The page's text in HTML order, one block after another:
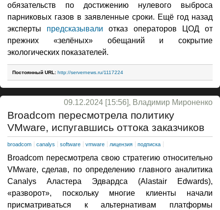
обязательств по достижению нулевого выброса
парниковых газов в заявленные сроки. Ещё год назад
эксперты предсказывали отказ операторов ЦОД от
прежних «зелёных» обещаний и сокрытие
экологических показателей.
Постоянный URL: http://servernews.ru/1117224
09.12.2024 [15:56], Владимир Мироненко
Broadcom пересмотрела политику
VMware, испугавшись оттока заказчиков
broadcom canalys software vmware лицензия подписка
Broadcom пересмотрела свою стратегию относительно
VMware, сделав, по определению главного аналитика
Canalys Аластера Эдвардса (Alastair Edwards),
«разворот», поскольку многие клиенты начали
присматриваться к альтернативам платформы